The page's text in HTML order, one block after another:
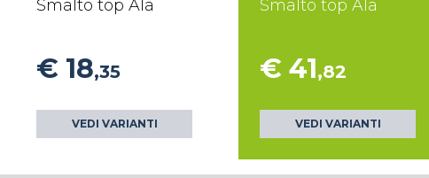
Smalto top Ala
€ 18,35
VEDI VARIANTI
Smalto top Ala
€ 41,82
VEDI VARIANTI